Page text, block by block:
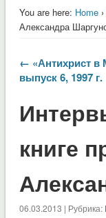
You are here: Home›
Александра
← «Антихрист в
выпуск 6, 1997 г.
книге
06.03.2013 | Рубрика: